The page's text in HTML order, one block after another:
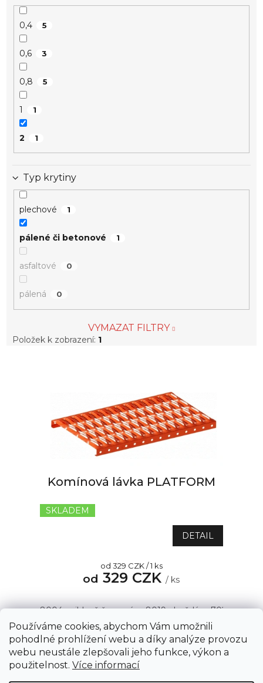
Používáme cookies, abychom Vám umožnili
pohodlné prohlížení webu a díky analýze provozu
webu neustále zlepšovali jeho funkce, výkon a
použitelnost. Více informací
0,4 5
0,6 3
0,8 5
1 1
2 1
Typ krytiny
plechové 1
pálené či betonové 1
asfaltové 0
pálená 0
VYMAZAT FILTRY
Položek k zobrazení: 1
Komínová lávka PLATFORM
hodnocení
z
5
SKLADEM
od 329 CZK/ ks
Měrná
cena:
od 329 CZK / 1 ks
DETAIL
8004 - cihlově červená 8019 - hnědá 7021 -
O
v
l
1položek celkem